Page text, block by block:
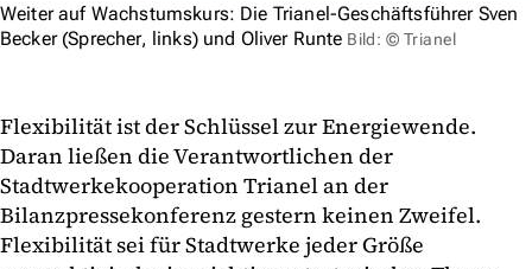
Weiter auf Wachstumskurs: Die Trianel-Geschäftsführer Sven
Becker (Sprecher, links) und Oliver Runte Bild: © Trianel
Flexibilität ist der Schlüssel zur Energiewende.
Daran ließen die Verantwortlichen der
Stadtwerkekooperation Trianel an der
Bilanzpressekonferenz gestern keinen Zweifel.
Flexibilität sei für Stadtwerke jeder Größe